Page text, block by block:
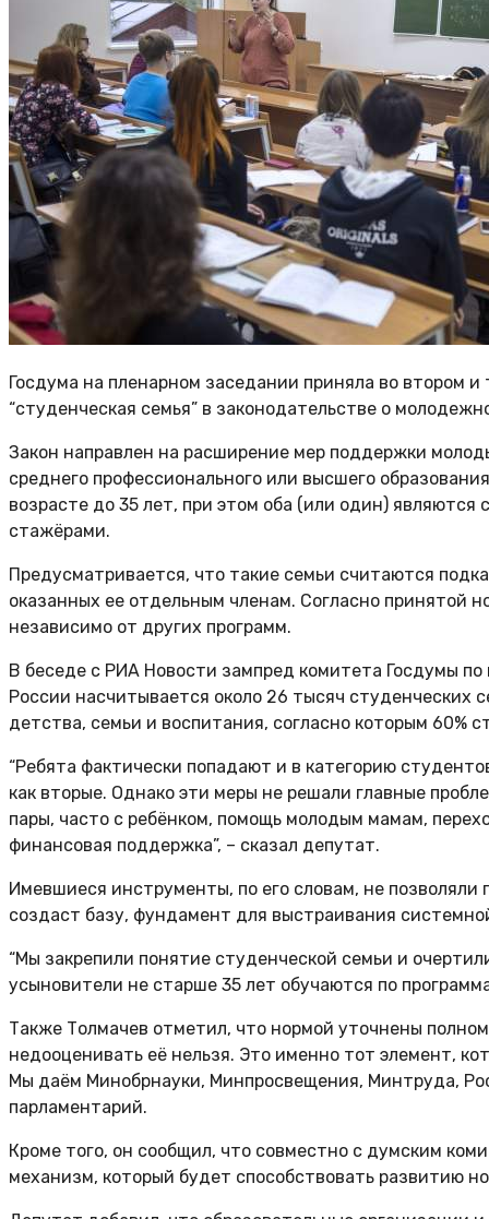
Госдума на пленарном заседании приняла во втором
“студенческая семья” в законодательстве о
Закон направлен на расширение мер поддержки
среднего профессионального или высшего
возрасте до 35 лет, при этом оба (или один)
стажёрами.
Предусматривается, что такие семьи считаются
оказанных ее отдельным членам. Согласно принятой
независимо от других программ.
В беседе с РИА Новости зампред комитета Госдумы
России насчитывается около 26 тысяч
детства, семьи и воспитания, согласно которым 60%
“Ребята фактически попадают и в категорию
как вторые. Однако эти меры не решали главные
пары, часто с ребёнком, помощь молодым мамам,
финансовая поддержка”, – сказал депутат.
Имевшиеся инструменты, по его словам, не
создаст базу, фундамент для выстраивания
“Мы закрепили понятие студенческой семьи и
усыновители не старше 35 лет обучаются по
Также Толмачев отметил, что нормой уточнены
недооценивать её нельзя. Это именно тот элемент,
Мы даём Минобрнауки, Минпросвещения, Минтруда,
парламентарий.
Кроме того, он сообщил, что совместно с думским
механизм, который будет способствовать развитию